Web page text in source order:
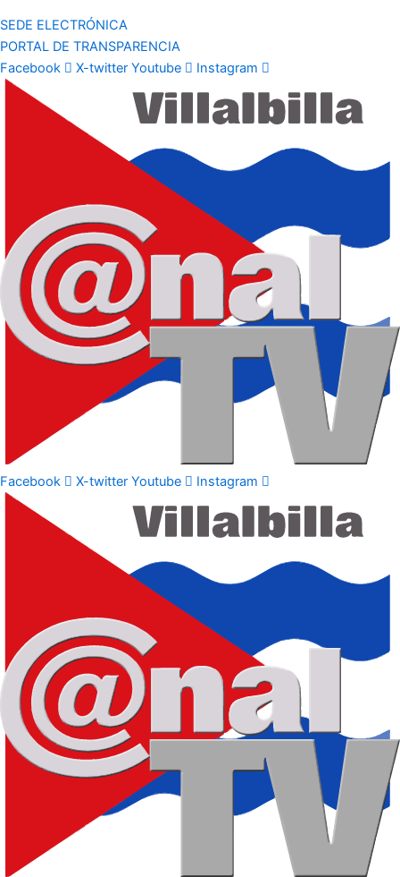
SEDE ELECTRÓNICA
PORTAL DE TRANSPARENCIA
Facebook
X-twitter Youtube Instagram
Facebook X-twitter Youtube Instagram